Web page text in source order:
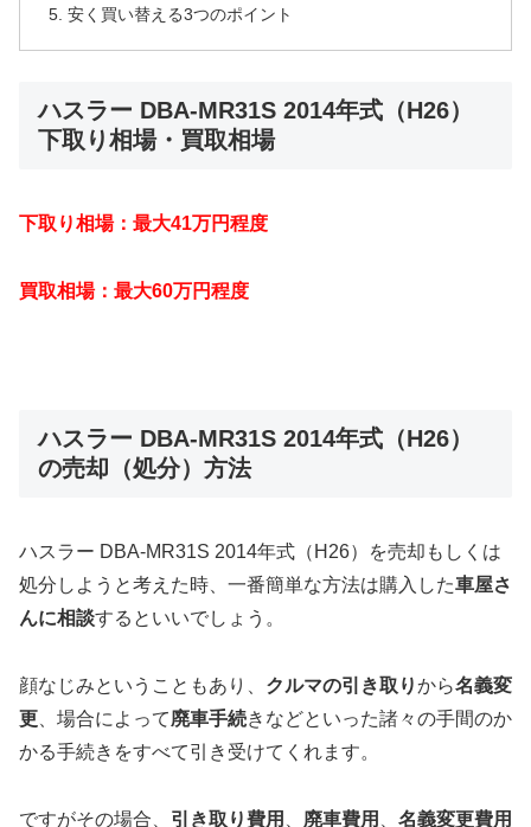
安く買い替える3つのポイント
ハスラー DBA-MR31S 2014年式（H26）
下取り相場・買取相場
下取り相場：最大41万円程度
買取相場：最大60万円程度
ハスラー DBA-MR31S 2014年式（H26）
の売却（処分）方法
ハスラー DBA-MR31S 2014年式（H26）を売却もしくは
処分しようと考えた時、一番簡単な方法は購入した車屋さ
んに相談するといいでしょう。
顔なじみということもあり、 クルマの引き取りから名義変
更 、場合によって廃車手続きなどといった諸々の手間のか
かる手続きをすべて引き受けてくれます。
ですがその場合、 引き取り費用 廃車費用 名義変更費用